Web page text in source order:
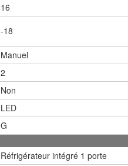
16
-18
Manuel
2
Non
LED
G
Réfrigérateur intégré 1 porte